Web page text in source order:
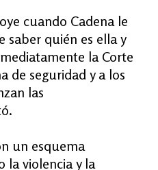
cuando Cadena le
saber quién es ella y
la Corte
de seguridad y a los
las
un esquema
la violencia y la